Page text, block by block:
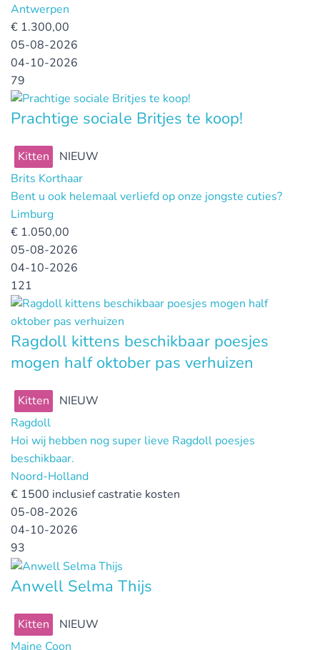
Antwerpen
€ 1.300,00
05-08-2026
04-10-2026
79
Prachtige sociale Britjes te koop!
Kitten
NIEUW
Brits Korthaar
Bent u ook helemaal verliefd op onze jongste cuties?
Limburg
€ 1.050,00
05-08-2026
04-10-2026
121
Ragdoll kittens beschikbaar poesjes
mogen half oktober pas verhuizen
Kitten
NIEUW
Ragdoll
Hoi wij hebben nog super lieve Ragdoll poesjes
beschikbaar.
Noord-Holland
€ 1500 inclusief castratie kosten
05-08-2026
04-10-2026
93
Anwell Selma Thijs
Kitten
NIEUW
Maine Coon